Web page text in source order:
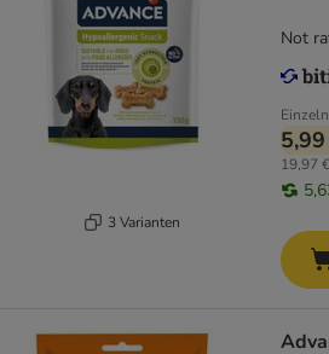
3 Varianten
Einzeln
19,97
Not